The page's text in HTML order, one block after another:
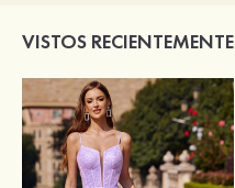
VISTOS RECIENTEMENTE